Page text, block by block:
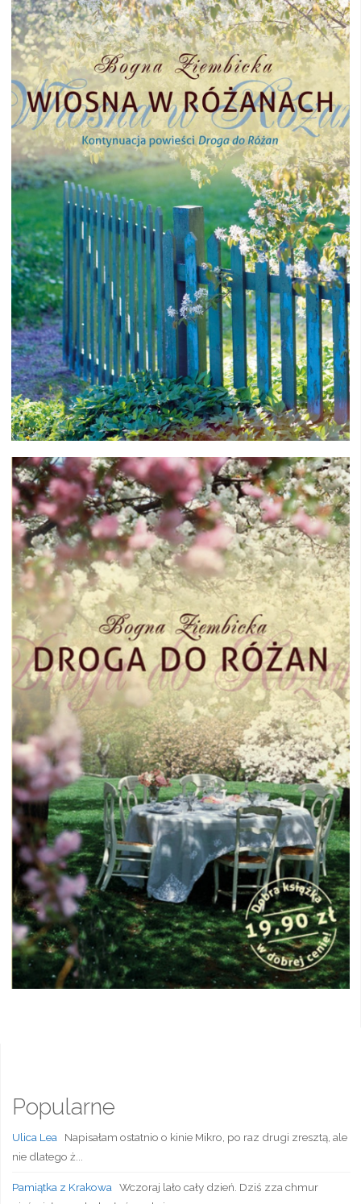
Popularne
Ulica Lea
Napisałam ostatnio o kinie Mikro, po raz drugi zresztą, ale
nie dlatego ż...
Pamiątka z Krakowa Wczoraj lało cały dzień. Dziś zza chmur